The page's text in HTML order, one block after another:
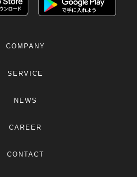
COMPANY
SERVICE
NEWS
CAREER
CONTACT